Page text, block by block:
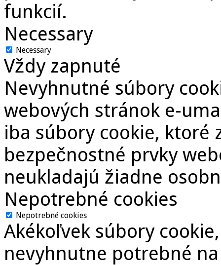
funkcií.
Necessary
Necessary
Vždy zapnuté
Nevyhnutné súbory
webových stránok e-
iba súbory cookie, ktoré
bezpečnostné prvky
neukladajú žiadne
Nepotrebné cookies
Nepotrebné cookies
Akékoľvek súbory
nevyhnutne potrebné